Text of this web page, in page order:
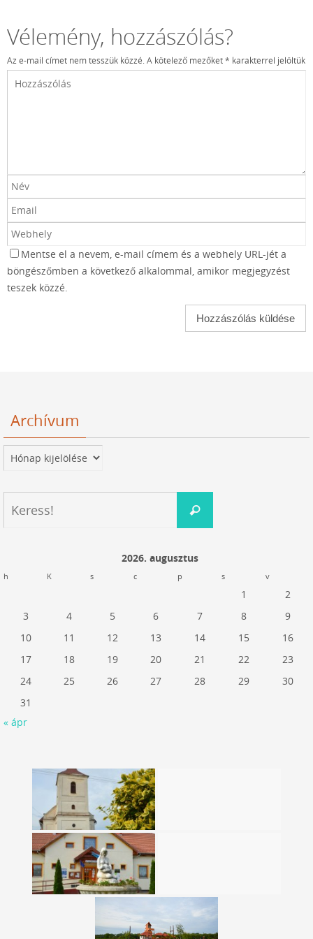
Vélemény, hozzászólás?
Az e-mail címet nem tesszük közzé.A kötelező mezőket* karakterrel jelöltük
Mentse el a nevem, e-mail címem és a webhely URL-jét a
böngészőmben a következő alkalommal, amikor megjegyzést
teszek közzé.
Archívum
Archívum
Keress!
2026. augusztus
h K s c p s v
1
2
3
4 5 6 7 8
9
10
11 12 13 14 15
16
17
18 19 20 21 22
23
24
25 26 27 28 29
30
31
« ápr